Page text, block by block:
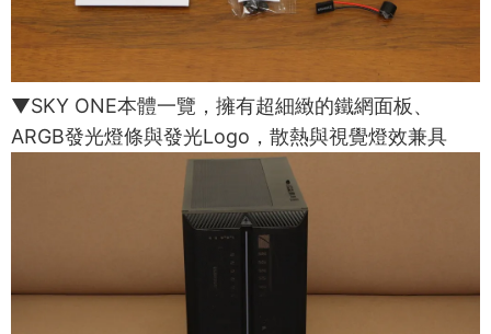
▼SKY ONE本體一覽，擁有超細緻的鐵網面板、
ARGB發光燈條與發光Logo，散熱與視覺燈效兼具